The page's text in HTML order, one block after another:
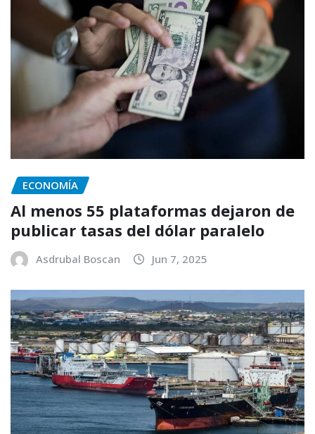
ECONOMÍA
Al menos 55 plataformas dejaron de
publicar tasas del dólar paralelo
Asdrubal Boscan Jun 7, 2025